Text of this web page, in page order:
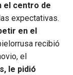
el centro de
expectativas.
en el
recibió
el
le pidió